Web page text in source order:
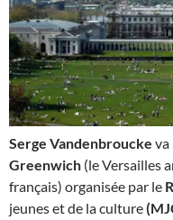
Serge Vandenbroucke va
Greenwich (le Versailles
français) organisée par le
jeunes et de la culture